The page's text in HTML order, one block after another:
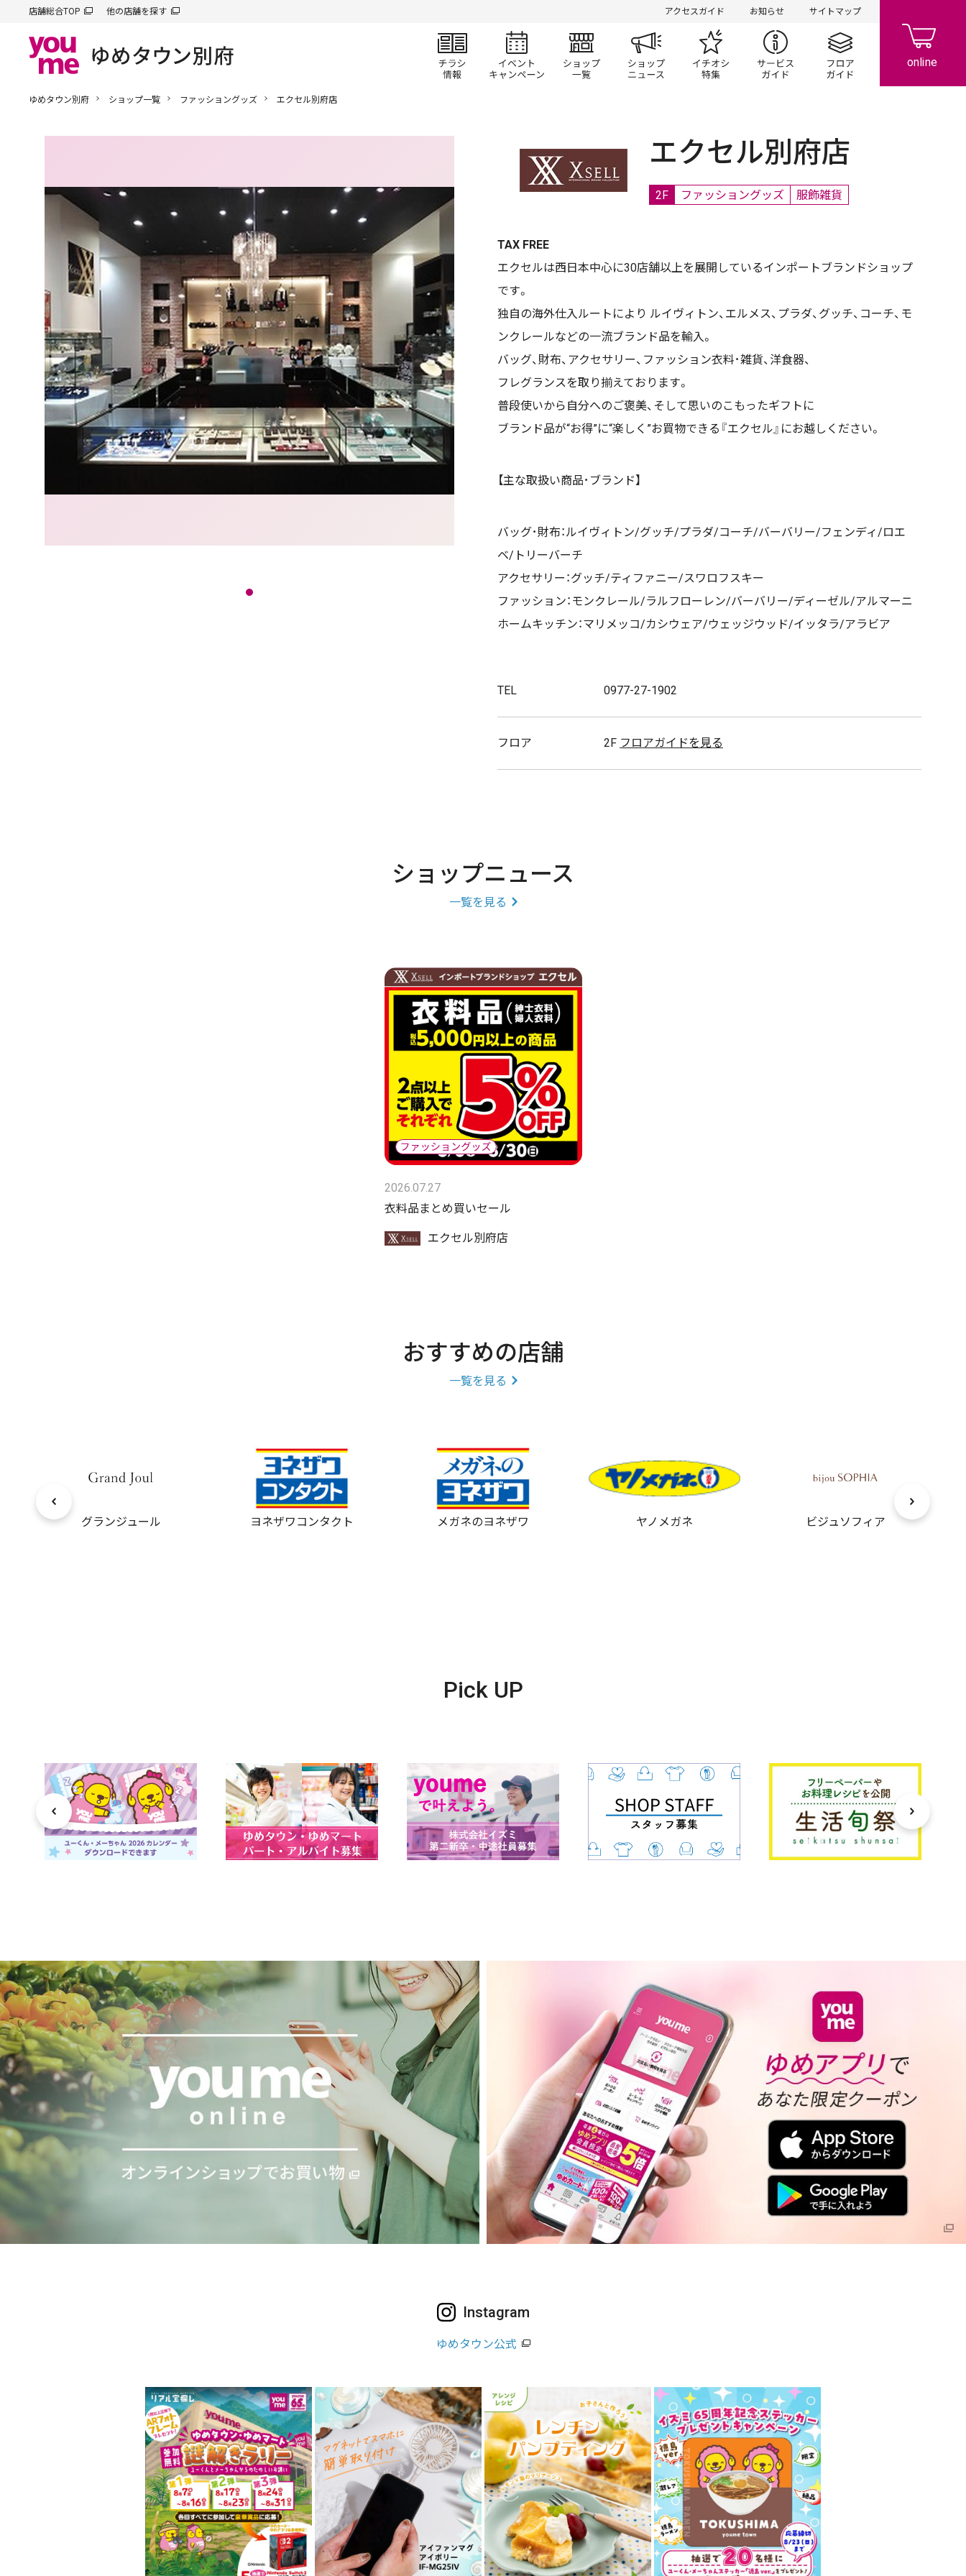
店舗総合TOP 他の店舗を探す アクセスガイド お知らせ サイトマップ
チラシ情報 イベント/キャンペーン
ショップ一覧 ショップニュースイチオシ特集 サービスガイドフロアガイド
ゆめタウン別府 ショップ一覧 ファッショングッズ エクセル別府店
エクセル別府店
2F ファッショングッズ 服飾雑貨
TAX FREE
エクセルは西日本中心に30店舗以上を展開しているインポートブランドショップ
です。
独自の海外仕入ルートにより ルイヴィトン、エルメス、プラダ、グッチ、コーチ、モ
ンクレールなどの一流ブランド品を輸入。
バッグ、財布、アクセサリー、ファッション衣料･雑貨、洋食器、
フレグランスを取り揃えております。
普段使いから自分へのご褒美、そして思いのこもったギフトに
ブランド品が“お得”に“楽しく”お買物できる『エクセル』にお越しください。
【主な取扱い商品･ブランド】
バッグ･財布：ルイヴィトン/グッチ/プラダ/コーチ/バーバリー/フェンディ/ロエ
ベ/トリーバーチ
アクセサリー：グッチ/ティファニー/スワロフスキー
ファッション：モンクレール/ラルフローレン/バーバリー/ディーゼル/アルマーニ
ホームキッチン：マリメッコ/カシウェア/ウェッジウッド/イッタラ/アラビア
TEL 0977-27-1902
フロア 2F フロアガイドを見る
ショップニュース
一覧を見る
2026.07.27
衣料品まとめ買いセール
エクセル別府店
おすすめの店舗
一覧を見る
グランジュール ヨネザワコンタクト メガネのヨネザワ ヤノメガネ ビジュソフィア
Pick UP
Instagram
ゆめタウン公式